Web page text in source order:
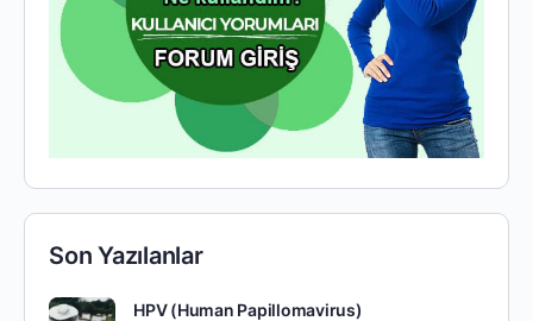
Son Yazılanlar
HPV (Human Papillomavirus)